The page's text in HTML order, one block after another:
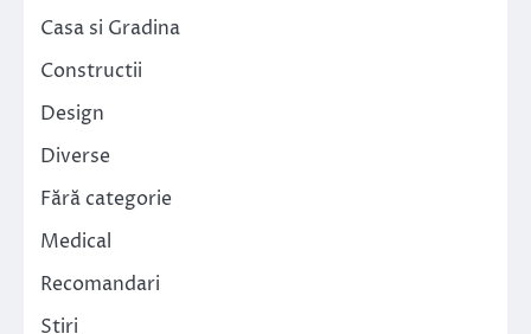
Casa si Gradina
Constructii
Design
Diverse
Fără categorie
Medical
Recomandari
Stiri